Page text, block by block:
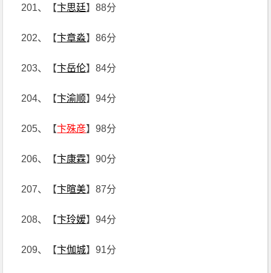
201、【卞思廷】88分
202、【卞章淼】86分
203、【卞岳伦】84分
204、【卞渝顺】94分
205、【卞殊彦】98分
206、【卞康霖】90分
207、【卞暄美】87分
208、【卞玲嫒】94分
209、【卞伽城】91分